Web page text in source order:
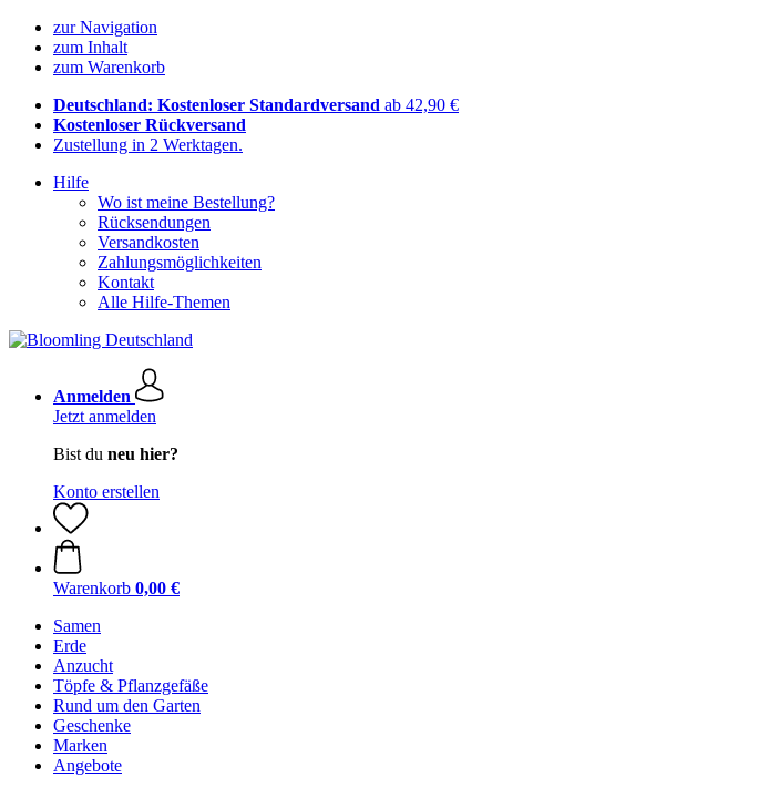
zur Navigation
zum Inhalt
zum Warenkorb
Deutschland: Kostenloser Standardversand ab 42,90 €
Kostenloser Rückversand
Zustellung in 2 Werktagen.
Hilfe
Wo ist meine Bestellung?
Rücksendungen
Versandkosten
Zahlungsmöglichkeiten
Kontakt
Alle Hilfe-Themen
Anmelden
Jetzt anmelden
Bist du neu hier?
Konto erstellen
Warenkorb 0,00 €
Samen
Erde
Anzucht
Töpfe & Pflanzgefäße
Rund um den Garten
Geschenke
Marken
Angebote